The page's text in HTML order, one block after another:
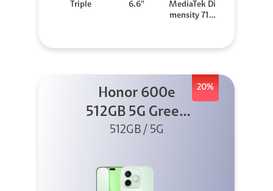
Triple
6.6''
MediaTek Di
mensity 710
20%
Honor 600e
512GB 5G Green
+ 45W
512GB / 5G